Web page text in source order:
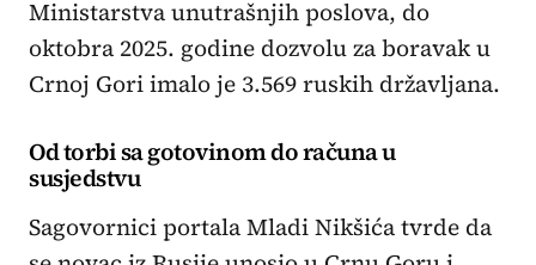
Ministarstva unutrašnjih poslova, do
oktobra 2025. godine dozvolu za boravak u
Crnoj Gori imalo je 3.569 ruskih državljana.
Od torbi sa gotovinom do računa u
susjedstvu
Sagovornici portala Mladi Nikšića tvrde da